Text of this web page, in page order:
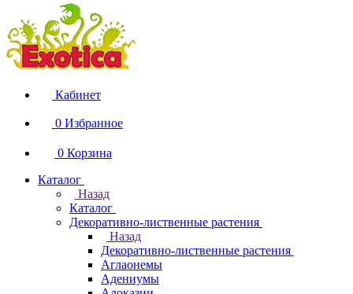
Кабинет
0 Избранное
0 Корзина
Каталог
Назад
Каталог
Декоративно-лиственные растения
Назад
Декоративно-лиственные растения
Аглаонемы
Адениумы